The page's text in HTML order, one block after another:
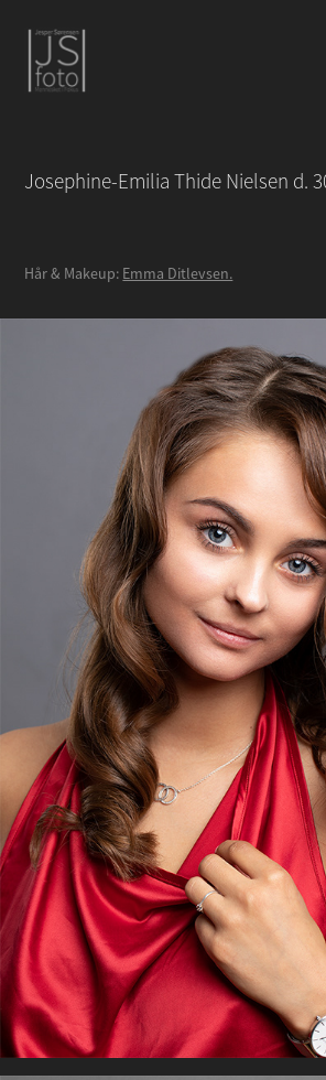
Josephine-Emilia Thide Nielsen d.
Hår & Makeup: Emma Ditlevsen.